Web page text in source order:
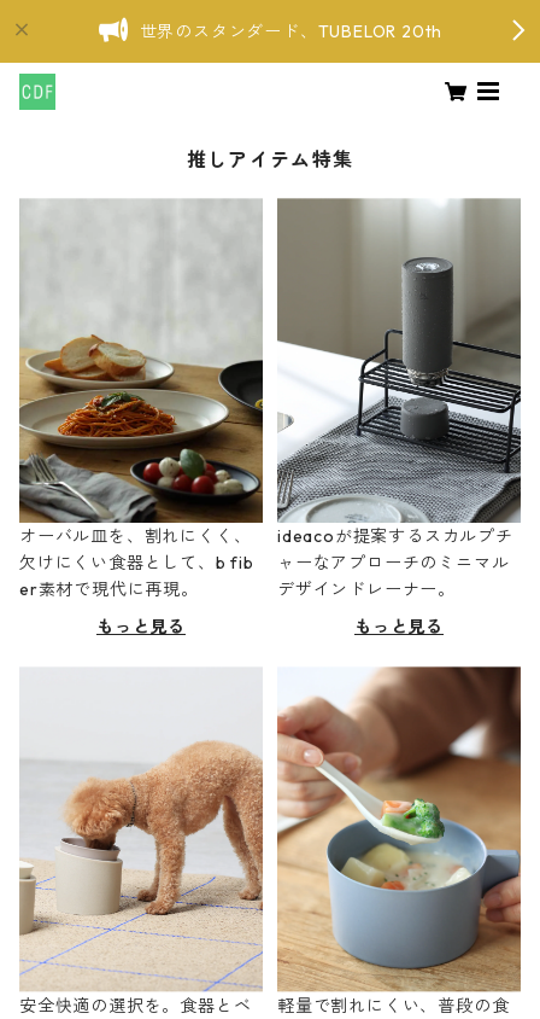
世界のスタンダード、TUBELOR 20th
推しアイテム特集
オーバル皿を、割れにくく、
欠けにくい食器として、b fib
er素材で現代に再現。
もっと見る
ideacoが提案するスカルプチ
ャーなアプローチのミニマル
デザインドレーナー。
もっと見る
安全快適の選択を。食器とベ
軽量で割れにくい、普段の食